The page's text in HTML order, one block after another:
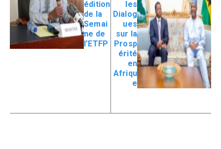
édition
de la
Semai
ne de
l’ETFP
les
Dialog
ues
sur la
Prosp
érité
en
Afriqu
e